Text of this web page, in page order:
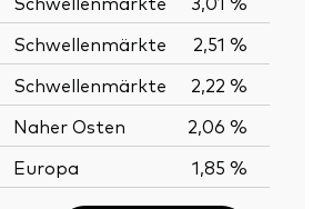
Schwellenmärkte
2,51 %
Schwellenmärkte
2,22 %
Naher Osten
2,06 %
Europa 1,85 %